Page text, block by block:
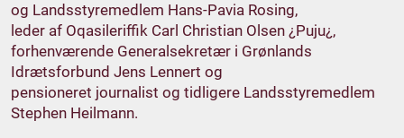
og Landsstyremedlem Hans-Pavia Rosing,
leder af Oqasileriffik Carl Christian Olsen ¿Puju¿,
forhenværende Generalsekretær i Grønlands
Idrætsforbund Jens Lennert og
pensioneret journalist og tidligere Landsstyremedlem
Stephen Heilmann.